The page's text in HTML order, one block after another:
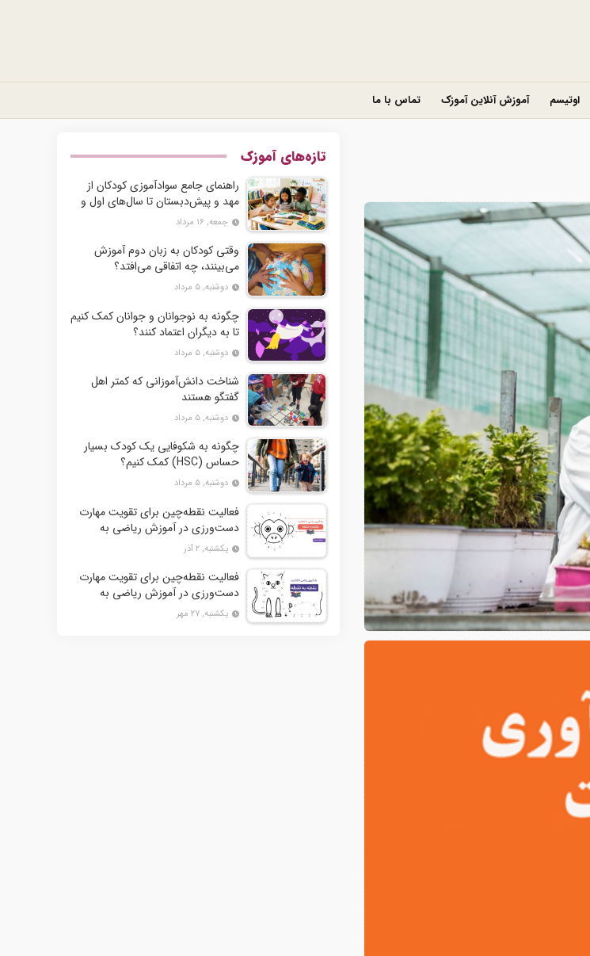
اوتیسم آموزش آنلاین آموزک تماس با ما
تازه‌های آموزک
راهنمای جامع سوادآموزی کودکان از
مهد و پیش‌دبستان تا سال‌های اول و
دوم دبستان
جمعه, ۱۶ مرداد
وقتی کودکان به زبان دوم آموزش
می‌بینند، چه اتفاقی می‌افتد؟
دوشنبه, ۵ مرداد
چگونه به نوجوانان و جوانان کمک کنیم
تا به دیگران اعتماد کنند؟
دوشنبه, ۵ مرداد
شناخت دانش‌آموزانی که کمتر اهل
گفتگو هستند
دوشنبه, ۵ مرداد
چگونه به شکوفایی یک کودک بسیار
حساس (HSC) کمک کنیم؟
دوشنبه, ۵ مرداد
فعالیت نقطه‌چین برای تقویت مهارت
دست‌ورزی در آموزش ریاضی به
یکشنبه, ۲ آذر
فعالیت نقطه‌چین برای تقویت مهارت
دست‌ورزی در آموزش ریاضی به
کودکان+ 10 کاربرگ فعالیت
یکشنبه, ۲۷ مهر